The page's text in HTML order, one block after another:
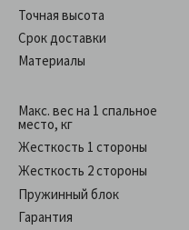
Точная высота
Срок доставки
Материалы
Макс. вес на 1 спальное
место, кг
Жесткость 1 стороны
Жесткость 2 стороны
Пружинный блок
Гарантия